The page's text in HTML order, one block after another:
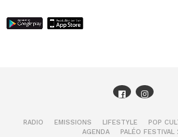
RADIO EMISSIONS LIFESTYLE POP
AGENDA
PALÉO FESTIVAL